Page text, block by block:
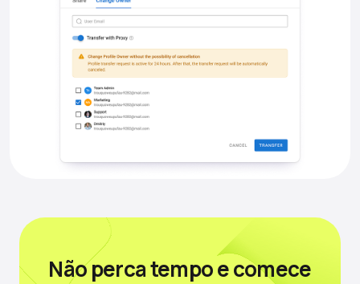
Não perca tempoe comece